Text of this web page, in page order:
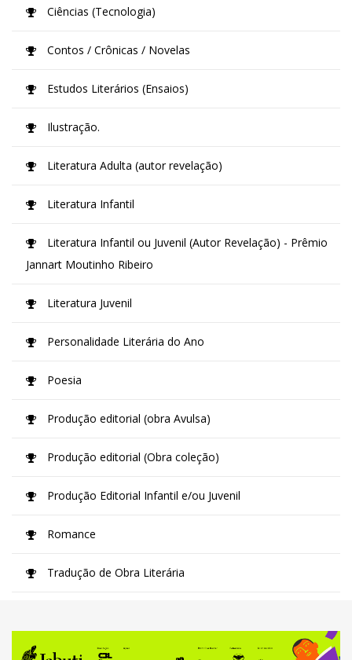
Ciências (Tecnologia)
Contos / Crônicas / Novelas
Estudos Literários (Ensaios)
Ilustração.
Literatura Adulta (autor revelação)
Literatura Infantil
Literatura Infantil ou Juvenil (Autor Revelação) - Prêmio
Jannart Moutinho Ribeiro
Literatura Juvenil
Personalidade Literária do Ano
Poesia
Produção editorial (obra Avulsa)
Produção editorial (Obra coleção)
Produção Editorial Infantil e/ou Juvenil
Romance
Tradução de Obra Literária